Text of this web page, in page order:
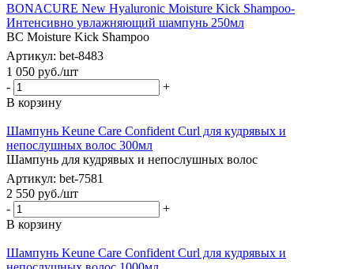
BONACURE New Hyaluronic Moisture Kick Shampoo-
Интенсивно увлажняющий шампунь 250мл
BC Moisture Kick Shampoo
Артикул: bet-8483
1 050 руб./шт
-
+
В корзину
Шампунь Keune Care Confident Curl для кудрявых и
непослушных волос 300мл
Шампунь для кудрявых и непослушных волос
Артикул: bet-7581
2 550 руб./шт
-
+
В корзину
Шампунь Keune Care Confident Curl для кудрявых и